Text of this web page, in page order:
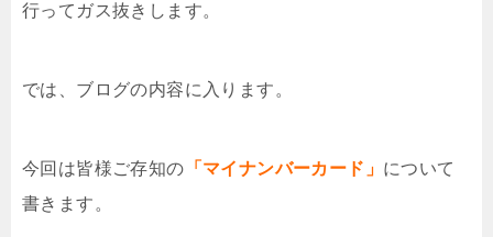
行ってガス抜きします。
では、ブログの内容に入ります。
今回は皆様ご存知の 「マイナンバーカード」 について
書きます。